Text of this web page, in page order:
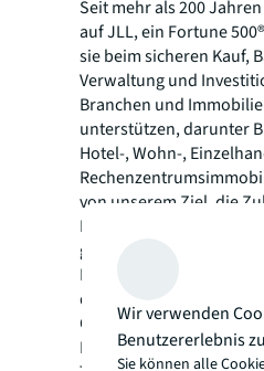
Seit mehr als 200
auf JLL, ein Fortune
sie beim sicheren Kauf,
Verwaltung und
Branchen und
unterstützen, darunter
Hotel-, Wohn-,
von unserem Ziel, die
Immobilienbranche für
gestalten, unterstützen
Mitarbeitenden und
die richtigen
Gestützt auf
Datenbanken und
Wir verwenden
Benutzererlebnis
Sie können alle